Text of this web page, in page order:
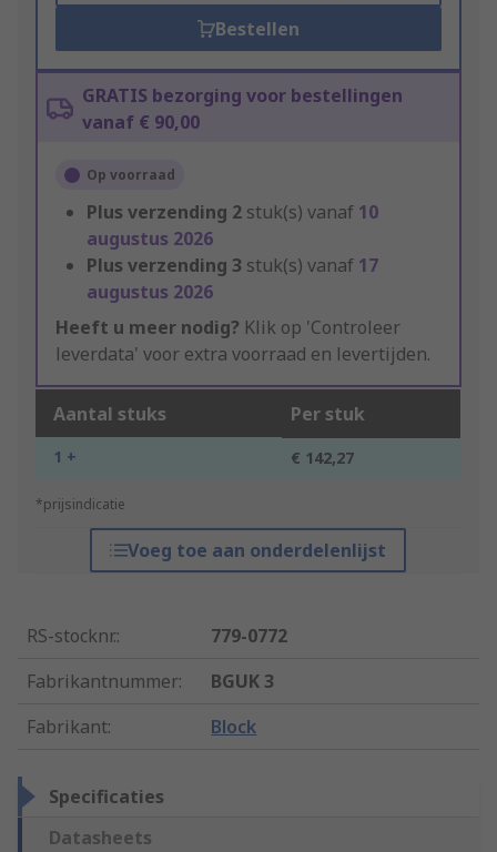
Bestellen
GRATIS bezorging voor bestellingen
vanaf € 90,00
Op voorraad
Plus verzending 2 stuk(s) vanaf 10
augustus 2026
Plus verzending 3 stuk(s) vanaf 17
augustus 2026
Heeft u meer nodig? Klik op 'Controleer
leverdata' voor extra voorraad en levertijden.
Aantal stuks Per stuk
1 + € 142,27
*prijsindicatie
Voeg toe aan onderdelenlijst
RS-stocknr.:
779-0772
Fabrikantnummer:
BGUK 3
Fabrikant: Block
Specificaties
Datasheets